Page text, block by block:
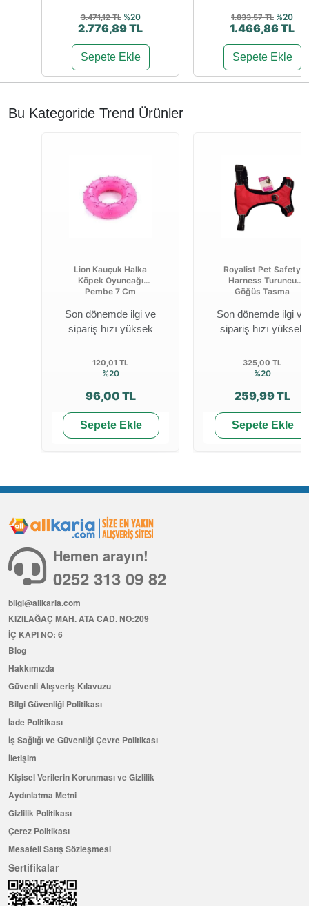
3.471,12 TL %20
2.776,89 TL
Sepete Ekle
1.833,57 TL %20
1.466,86 TL
Sepete Ekle
Bu Kategoride Trend Ürünler
Lion Kauçuk Halka
Köpek Oyuncağı
Pembe 7 Cm
Son dönemde ilgi ve
sipariş hızı yüksek
120,01 TL
%20
96,00 TL
Sepete Ekle
Royalist Pet Safety
Harness Turuncu
Göğüs Tasma
Son dönemde ilgi ve
sipariş hızı yüksek
325,00 TL
%20
259,99 TL
Sepete Ekle
Hemen arayın!
0252 313 09 82
bilgi@allkaria.com
KIZILAĞAÇ MAH. ATA CAD. NO:209
İÇ KAPI NO: 6
Blog
Hakkımızda
Güvenli Alışveriş Kılavuzu
Bilgi Güvenliği Politikası
İade Politikası
İş Sağlığı ve Güvenliği Çevre Politikası
İletişim
Kişisel Verilerin Korunması ve Gizlilik
Aydınlatma Metni
Gizlilik Politikası
Çerez Politikası
Mesafeli Satış Sözleşmesi
Sertifikalar